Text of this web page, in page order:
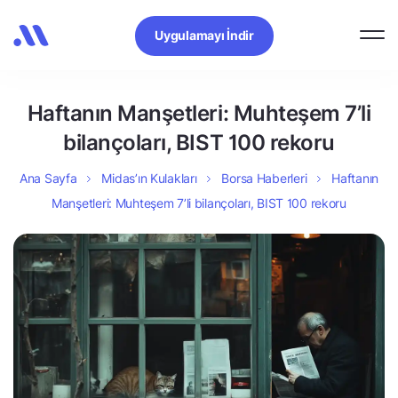
Uygulamayı İndir
Haftanın Manşetleri: Muhteşem 7’li
bilançoları, BIST 100 rekoru
Ana Sayfa Midas’ın Kulakları Borsa Haberleri
Haftanın
Manşetleri: Muhteşem 7’li bilançoları, BIST 100 rekoru